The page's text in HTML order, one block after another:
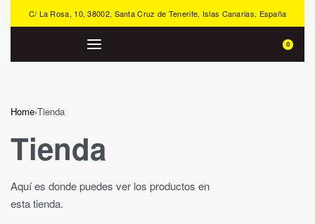
C/ La Rosa, 10, 38002, Santa Cruz de Tenerife, Islas Canarias, España
0
Home›Tienda
Tienda
Aquí es donde puedes ver los productos en
esta tienda.